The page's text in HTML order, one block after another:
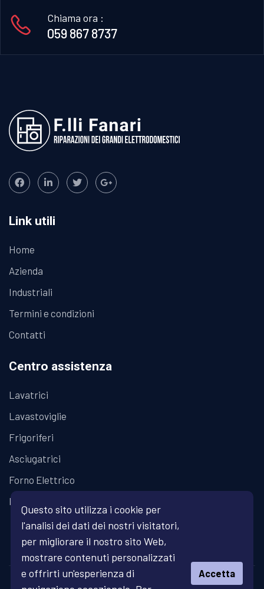
Questo sito utilizza i cookie per
l'analisi dei dati dei nostri visitatori,
per migliorare il nostro sito Web,
mostrare contenuti personalizzati
e offrirti un'esperienza di
Accetta
Chiama ora :
059 867 8737
Link utili
Home
Azienda
Industriali
Termini e condizioni
Contatti
Centro assistenza
Lavatrici
Lavastoviglie
Frigoriferi
Asciugatrici
Forno Elettrico
Piano Cottura